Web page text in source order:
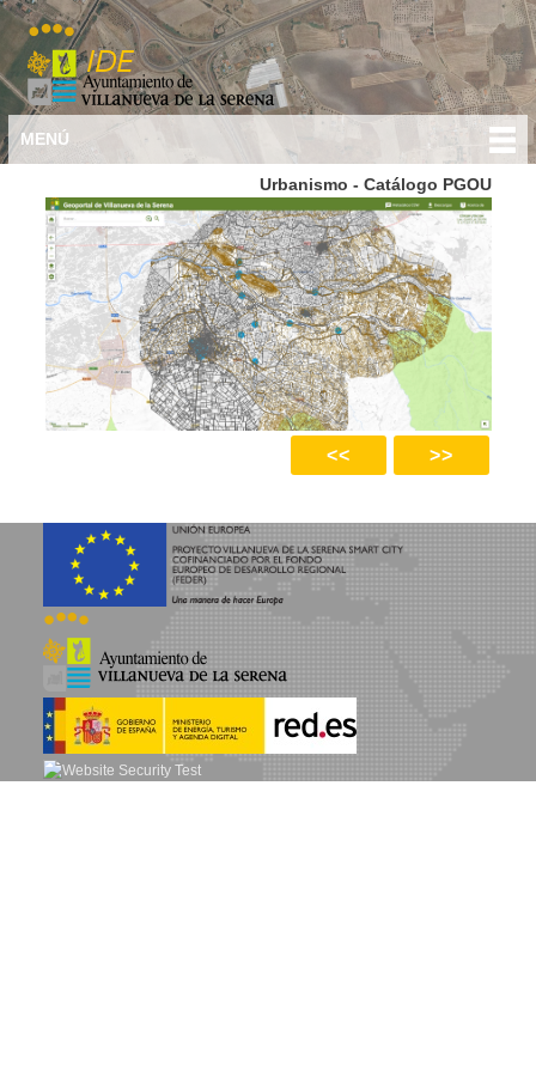
contenido
principal
Menú principal
MENÚ
USTED ESTÁ AQUÍ
Mapas
Urbanismo - Catálogo PGOU
>> <<